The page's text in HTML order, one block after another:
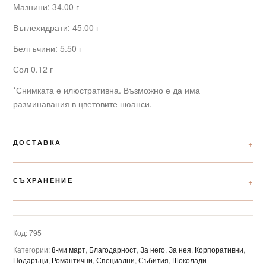
Мазнини: 34.00 г
Въглехидрати: 45.00 г
Белтъчини: 5.50 г
Сол 0.12 г
*Снимката е илюстративна. Възможно е да има
разминавания в цветовите нюанси.
ДОСТАВКА
СЪХРАНЕНИЕ
Код:795
Категории:8-ми март, Благодарност, За него, За нея, Корпоративни,
Подаръци, Романтични, Специални, Събития, Шоколади